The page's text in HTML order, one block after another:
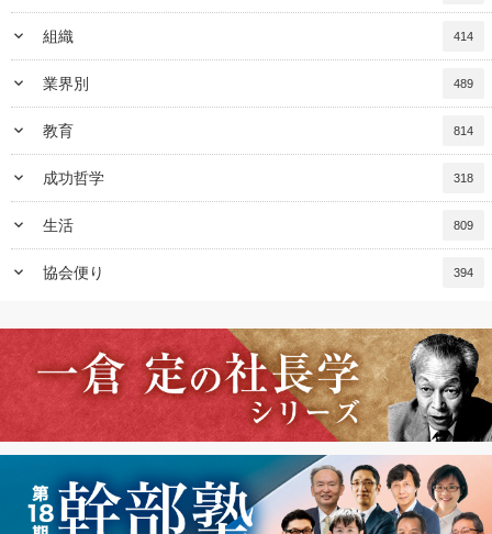
keyboard_arrow_down 組織 414
keyboard_arrow_down 業界別 489
keyboard_arrow_down 教育 814
keyboard_arrow_down 成功哲学 318
keyboard_arrow_down 生活 809
keyboard_arrow_down 協会便り 394